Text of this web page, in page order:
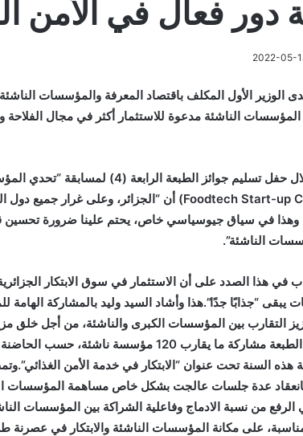
دور فعال في الأمن
2022-05-
الوزير الأول المكلف باقتصاد المعرفة والمؤسسات
المؤسسات الناشئة مدعوة للاستثمار أكثر في مجال الفلاحة
وصرح السيد وليد خلال حفل تسليم جوائز
Foodtech Start-up) أن “الجزائر، وعلى غرار جميع دول
وهذا في سياق جيوسياسي خاص، يحتم علينا ضرورة تحسين
الناشئة”.
في هذا الصدد على أن الاستثمار في سوق الابتكار
يبقى “جذابًا جدًا”.هذا وأشاد السيد وليد بالمشاركة
التقارب بين المؤسسات الكبرى والناشئة، من أجل خلق
120 مؤسسة ناشئة، حسب الحاضنة ومركز الابتكار “
بانعقاد عدة جلسات عالجت بشكل خاص مساهمة المؤسسات
الرفع من نسبة الادماج وفاعلية الشراكة بين المؤسسات
على مكانة المؤسسات الناشئة والابتكار في عصرنة